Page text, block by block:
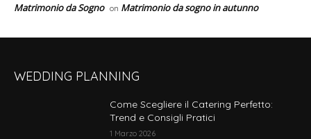
Matrimonio da Sogno on Matrimonio da sogno in autunno
WEDDING PLANNING
Come Scegliere il Catering Perfetto:
Trend e Consigli Pratici
1 Marzo 2026